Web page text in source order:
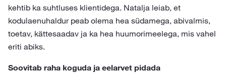
kehtib ka suhtluses klientidega. Natalja leiab, et
kodulaenuhaldur peab olema hea südamega, abivalmis,
toetav, kättesaadav ja ka hea huumorimeelega, mis vahel
eriti abiks.
Soovitab raha koguda ja eelarvet pidada